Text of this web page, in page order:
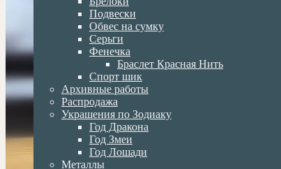
Подвески
Обвес на сумку
Серьги
Фенечка
Браслет Красная Нить
Спорт шик
Архивные работы
Распродажа
Украшения по Зодиаку
Год Дракона
Год Змеи
Год Лошади
Металлы